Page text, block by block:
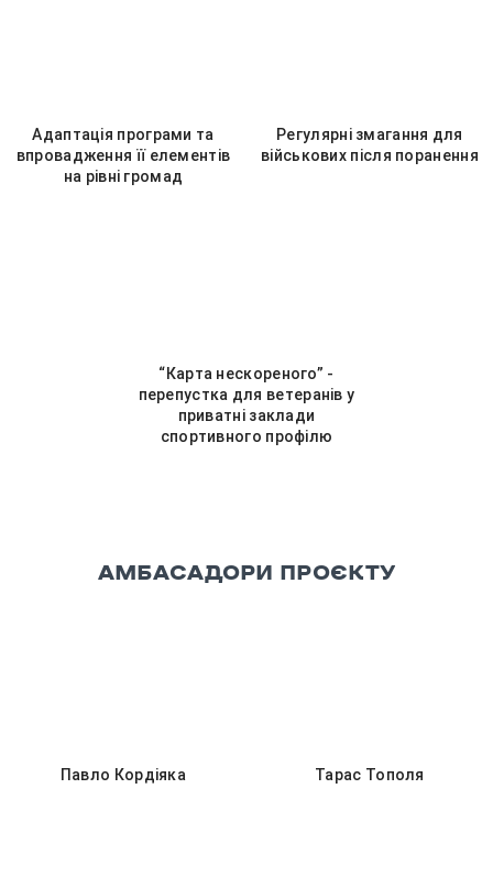
Адаптація програми та
впровадження її елементів
на рівні громад
Регулярні змагання для
військових після поранення
“Карта нескореного” -
перепустка для ветеранів у
приватні заклади
спортивного профілю
АМБАСАДОРИ ПРОЄКТУ
Павло Кордіяка Тарас Тополя